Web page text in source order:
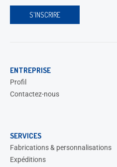
ENTREPRISE
Profil
Contactez-nous
SERVICES
Fabrications & personnalisations
Expéditions